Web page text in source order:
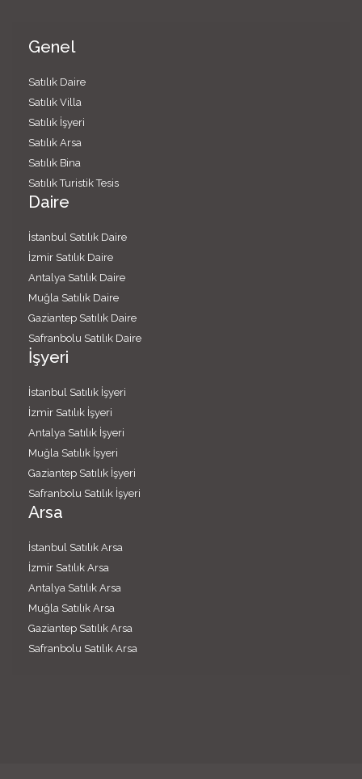
Genel
Satılık Daire
Satılık Villa
Satılık İşyeri
Satılık Arsa
Satılık Bina
Satılık Turistik Tesis
Daire
İstanbul Satılık Daire
İzmir Satılık Daire
Antalya Satılık Daire
Muğla Satılık Daire
Gaziantep Satılık Daire
Safranbolu Satılık Daire
İşyeri
İstanbul Satılık İşyeri
İzmir Satılık İşyeri
Antalya Satılık İşyeri
Muğla Satılık İşyeri
Gaziantep Satılık İşyeri
Safranbolu Satılık İşyeri
Arsa
İstanbul Satılık Arsa
İzmir Satılık Arsa
Antalya Satılık Arsa
Muğla Satılık Arsa
Gaziantep Satılık Arsa
Safranbolu Satılık Arsa